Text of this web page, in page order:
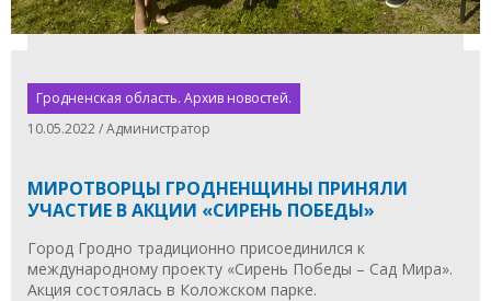
Гродненская область. Архив новостей.
10.05.2022 / Администратор
МИРОТВОРЦЫ ГРОДНЕНЩИНЫ ПРИНЯЛИ
УЧАСТИЕ В АКЦИИ «СИРЕНЬ ПОБЕДЫ»
Город Гродно традиционно присоединился к
международному проекту «Сирень Победы – Сад Мира».
Акция состоялась в Коложском парке.